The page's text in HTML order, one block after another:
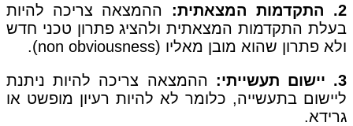
2. התקדמות המצאתית:
ההמצאה צריכה להיות
בעלת התקדמות המצאתית ולהציג פתרון טכני חדש
ולא פתרון שהוא מובן מאליו (non obviousness).
3. יישום תעשייתי:
ההמצאה צריכה להיות ניתנת
ליישום בתעשייה, כלומר לא להיות רעיון מופשט או
גרידא.